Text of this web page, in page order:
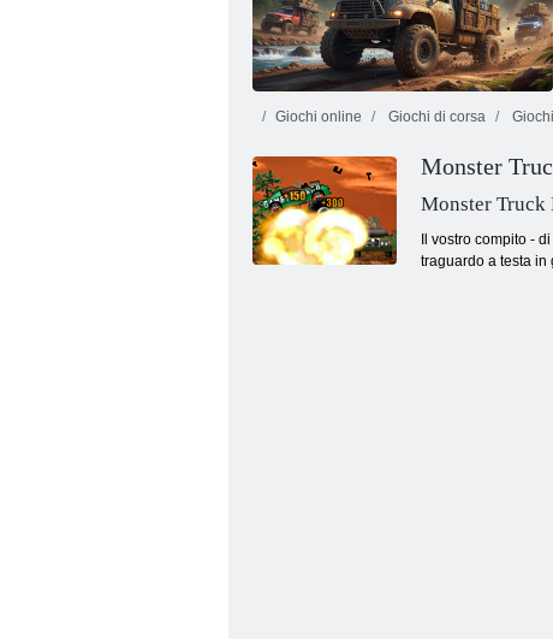
Parcheggio Prado fuoristrada
Giochi online Giochi di corsa
Monster
Monster Truck
Il vostro compito -
traguardo a testa in